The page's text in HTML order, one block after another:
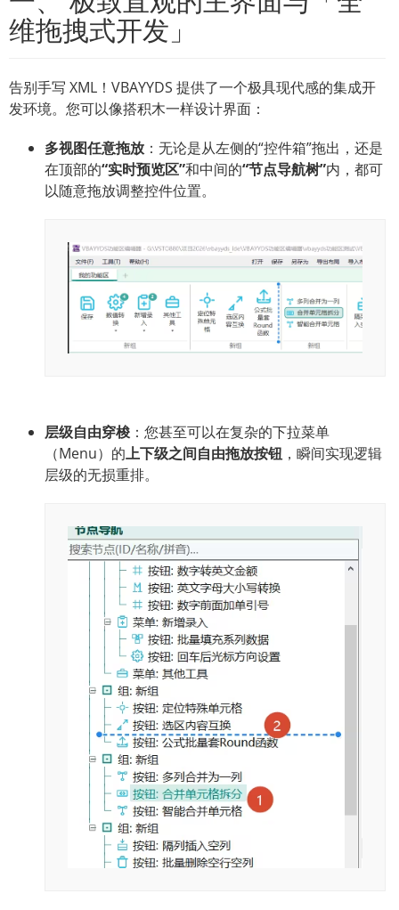
维拖拽式开发」
告别手写 XML！VBAYYDS 提供了一个极具现代感的集成开
发环境。您可以像搭积木一样设计界面：
多视图任意拖放 ：无论是从左侧的“控件箱”拖出，还是
在顶部的“实时预览区”和中间的“节点导航树”内，都可
以随意拖放调整控件位置。
层级自由穿梭 ：您甚至可以在复杂的下拉菜单
（Menu）的上下级之间自由拖放按钮 ，瞬间实现逻辑
层级的无损重排。